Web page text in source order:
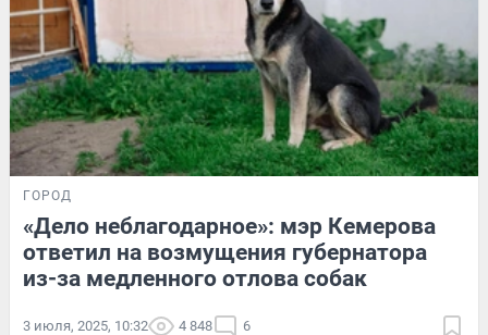
ГОРОД
«Дело неблагодарное»: мэр Кемерова
ответил на возмущения губернатора
из-за медленного отлова собак
3 июля, 2025, 10:32 4 848 6